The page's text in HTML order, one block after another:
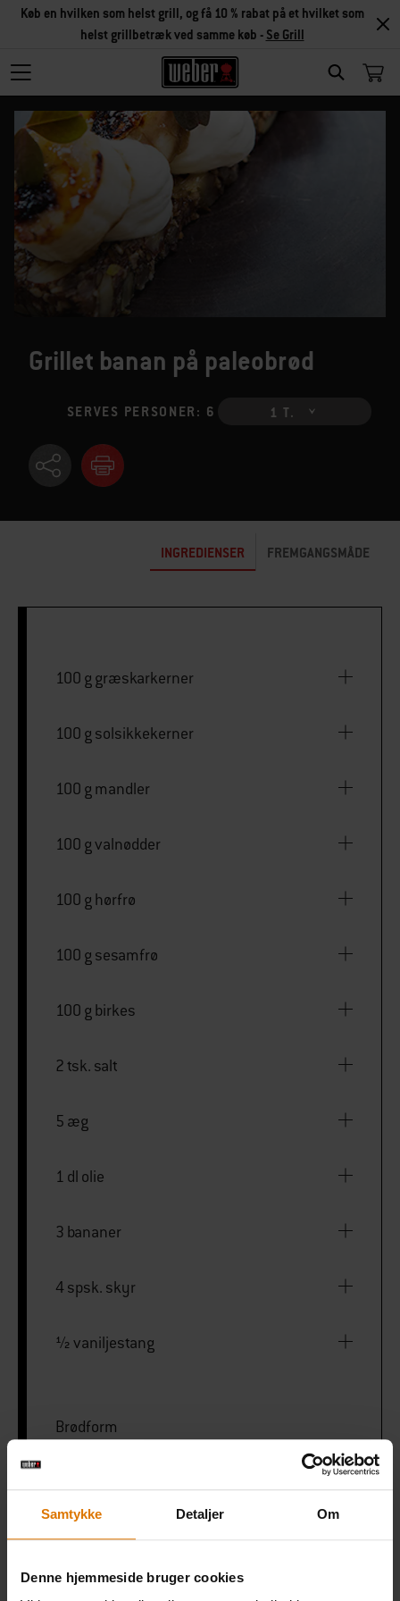
Samtykke Detaljer Om
Denne hjemmeside bruger cookies
SEARCH
Køb en hvilken som helst grill, og få 10 % rabat på et hvilket som
helst grillbetræk ved samme køb - Se Grill
Grillet banan på paleobrød
SERVES PERSONER: 6 1 T.
INGREDIENSER FREMGANGSMÅDE
100 g græskarkerner
100 g solsikkekerner
100 g mandler
100 g valnødder
100 g hørfrø
100 g sesamfrø
100 g birkes
2 tsk. salt
5 æg
1 dl olie
3 bananer
4 spsk. skyr
½ vaniljestang
Brødform
PRINT THIS LIST